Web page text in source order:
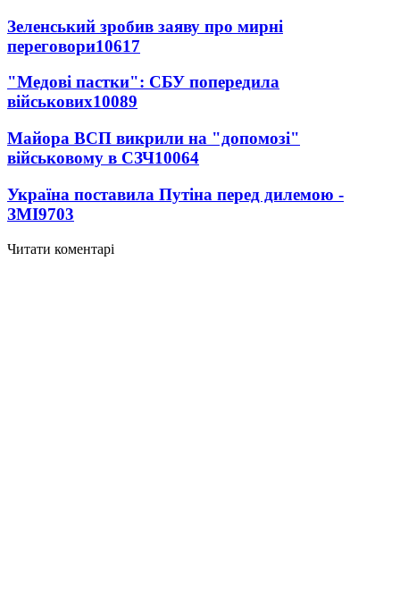
Зеленський зробив заяву про мирні
переговори10617
"Медові пастки": СБУ попередила
військових10089
Майора ВСП викрили на "допомозі"
військовому в СЗЧ10064
Україна поставила Путіна перед дилемою -
ЗМІ9703
Читати коментарі